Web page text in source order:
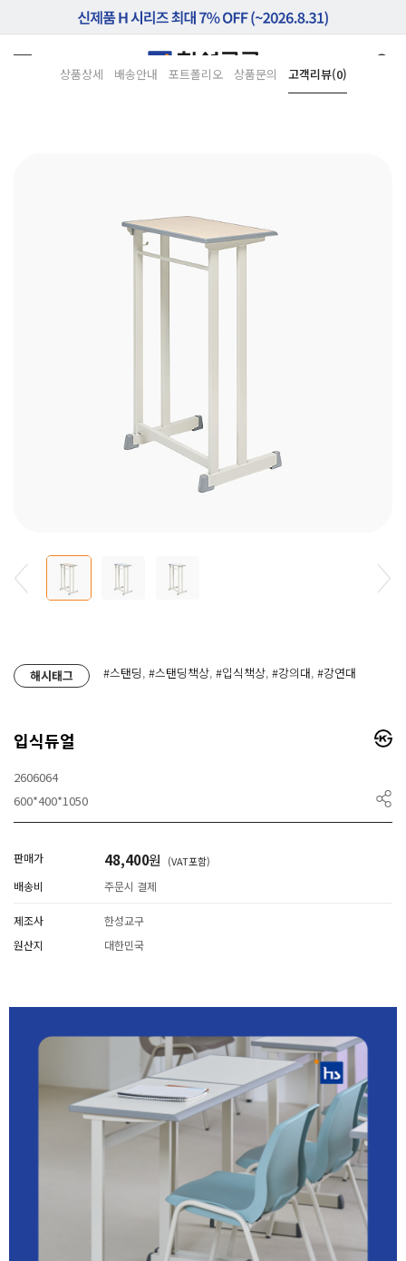
해시태그 #스탠딩, #스탠딩책상, #입식책상, #강의대, #강연대
입식듀얼
2606064
600*400*1050
판매가 48,400원 (VAT포함)
배송비 주문시 결제
제조사
한성교구
원산지
대한민국
상품상세 배송안내 포트폴리오 상품문의 고객리뷰(0)